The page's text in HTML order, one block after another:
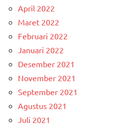
April 2022
Maret 2022
Februari 2022
Januari 2022
Desember 2021
November 2021
September 2021
Agustus 2021
Juli 2021